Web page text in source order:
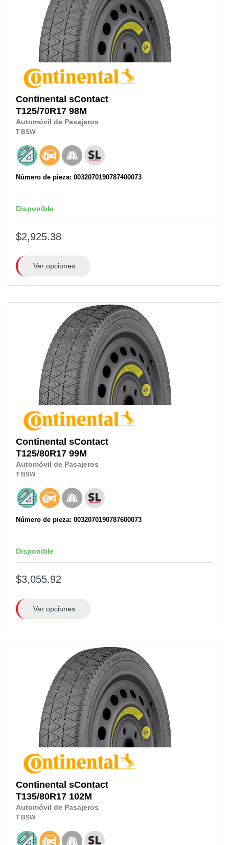
Continental sContact
T125/70R17 98M
Automóvil de Pasajeros
T BSW
Número de pieza: 0032070190787400073
Disponible
$2,925.38
Ver opciones
Continental sContact
T125/80R17 99M
Automóvil de Pasajeros
T BSW
Número de pieza: 0032070190787600073
Disponible
$3,055.92
Ver opciones
Continental sContact
T135/80R17 102M
Automóvil de Pasajeros
T BSW